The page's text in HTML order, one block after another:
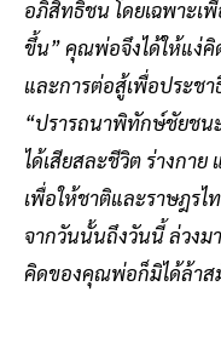
อภิสิทธิ์ชน โดยเฉพาะเ
ขึ้น” คุณพ่อจึงได้ให้แง่
และการต่อสู้เพื่อประช
“ปรารถนาพิทักษ์ชัยช
ได้เสียสละชีวิต ร่างกา
เพื่อให้ชาติและราษฎร
จากวันนั้นถึงวันนี้ ล่วง
คิดของคุณพ่อก็มิได้ล้าส